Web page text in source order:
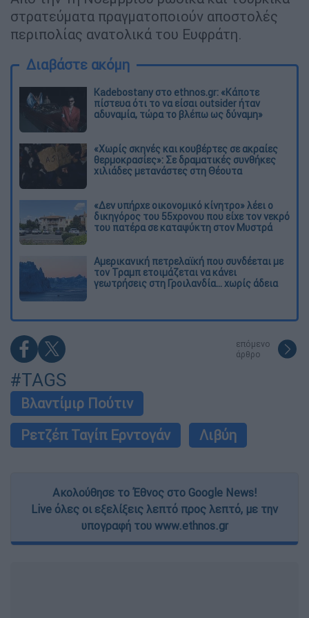
στρατεύματα πραγματοποιούν αποστολές
περιπολίας ανατολικά του Ευφράτη.
Διαβάστε ακόμη
Kadebostany στο ethnos.gr: «Κάποτε
πίστευα ότι το να είσαι outsider ήταν
αδυναμία, τώρα το βλέπω ως δύναμη»
«Χωρίς σκηνές και κουβέρτες σε ακραίες
θερμοκρασίες»: Σε δραματικές συνθήκες
χιλιάδες μετανάστες στη Θέουτα
«Δεν υπήρχε οικονομικό κίνητρο» λέει ο
δικηγόρος του 55χρονου που είχε τον νεκρό
του πατέρα σε καταψύκτη στον Μυστρά
Αμερικανική πετρελαϊκή που συνδέεται με
τον Τραμπ ετοιμάζεται να κάνει
γεωτρήσεις στη Γροιλανδία... χωρίς άδεια
επόμενο
άρθρο
#TAGS
Βλαντίμιρ Πούτιν
Ρετζέπ Ταγίπ Ερντογάν
Λιβύη
Ακολούθησε το Έθνος στο Google News!
Live όλες οι εξελίξεις λεπτό προς λεπτό, με την
υπογραφή του www.ethnos.gr